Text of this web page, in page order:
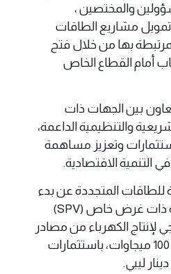
والمختصين ،
مشاريع الطاقات
بها من خلال فتح
أمام القطاع الخاص
بين الجهات ذات
والتنظيمية الداعمة،
وتعزيز مساهمة
التنمية الاقتصادية.
للطاقات المتجددة عن بدء
مناقشة تأسيس شركة ذات غرض خاص (SPV)
لإنتاج الكهرباء من مصادر
الطاقة المتجددة بقدرة 100 ميجاوات، باستثمارات